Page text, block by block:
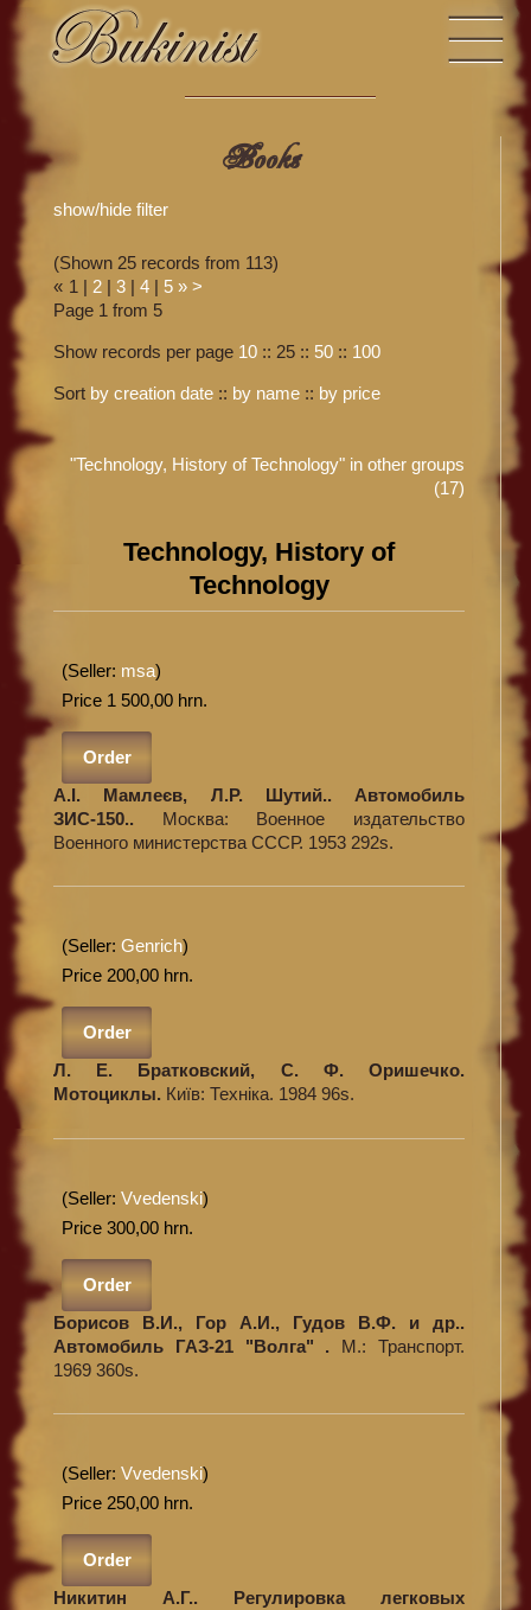
Books
show/hide filter
(Shown 25 records from 113)
« 1 | 2 | 3 | 4 | 5 » >
Page 1 from 5
Show records per page 10 :: 25 :: 50 :: 100
Sort by creation date :: by name :: by price
"Technology, History of Technology" in other groups
(17)
Technology, History of
Technology
(Seller: msa)
Price 1 500,00 hrn.
Order
А.І. Мамлеєв, Л.Р. Шутий.. Автомобиль
ЗИС-150.. Москва: Военное издательство
Военного министерства СССР. 1953 292s.
(Seller: Genrich)
Price 200,00 hrn.
Order
Л. Е. Братковский, С. Ф. Оришечко.
Мотоциклы. Київ: Техніка. 1984 96s.
(Seller: Vvedenski)
Price 300,00 hrn.
Order
Борисов В.И., Гор А.И., Гудов В.Ф. и др..
Автомобиль ГАЗ-21 "Волга" . М.: Транспорт.
1969 360s.
(Seller: Vvedenski)
Price 250,00 hrn.
Order
Никитин А.Г.. Регулировка легковых